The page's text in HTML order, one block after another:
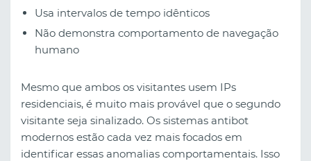
Usa intervalos de tempo idênticos
Não demonstra comportamento de navegação
humano
Mesmo que ambos os visitantes usem IPs
residenciais, é muito mais provável que o segundo
visitante seja sinalizado. Os sistemas antibot
modernos estão cada vez mais focados em
identificar essas anomalias comportamentais. Isso